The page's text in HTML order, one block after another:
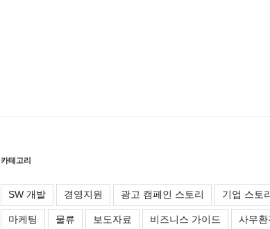
카테고리
SW 개발 경영지원 광고 캠페인 스토리 기업 스토
마케팅 물류 보도자료 비즈니스 가이드 사무환